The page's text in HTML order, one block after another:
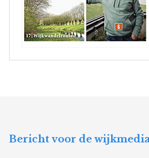
Bericht voor de wijkmedia